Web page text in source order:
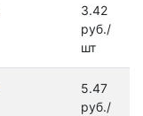
3.42
руб./
шт
5.47
руб./